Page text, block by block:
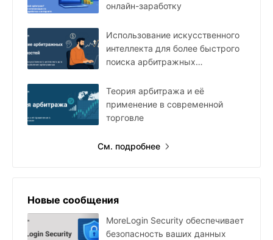
онлайн-заработку
Использование искусственного
интеллекта для более быстрого
поиска арбитражных
Теория арбитража и её
применение в современной
торговле
См. подробнее
Новые сообщения
MoreLogin Security обеспечивает
безопасность ваших данных